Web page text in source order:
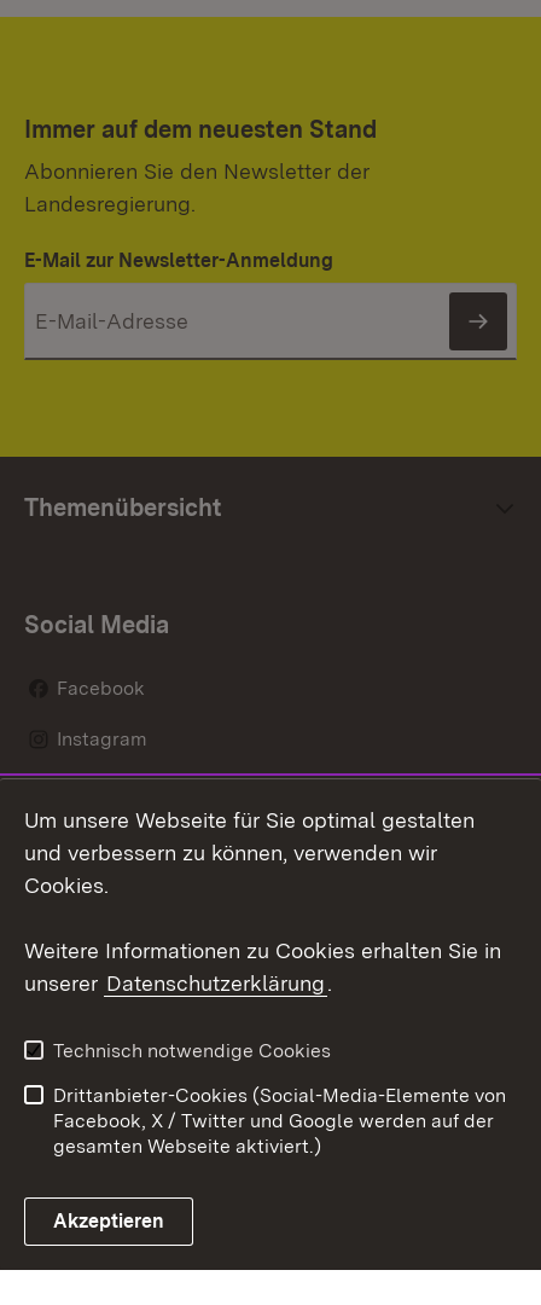
Immer auf dem neuesten Stand
Abonnieren Sie den Newsletter der
Landesregierung.
E-Mail zur Newsletter-Anmeldung
Themenübersicht
Social Media
Facebook
Instagram
Mastodon
Youtube
Link zum Landesportal
Kontakt
Datenschutz
Barrierefreiheit
Impressum Cookies
Um unsere Webseite für Sie optimal gestalten
und verbessern zu können, verwenden wir
Cookies.
Weitere Informationen zu Cookies erhalten Sie in
unserer Datenschutzerklärung.
Technisch notwendige Cookies
Drittanbieter-Cookies (Social-Media-Elemente von
Facebook, X / Twitter und Google werden auf der
gesamten Webseite aktiviert.)
Akzeptieren